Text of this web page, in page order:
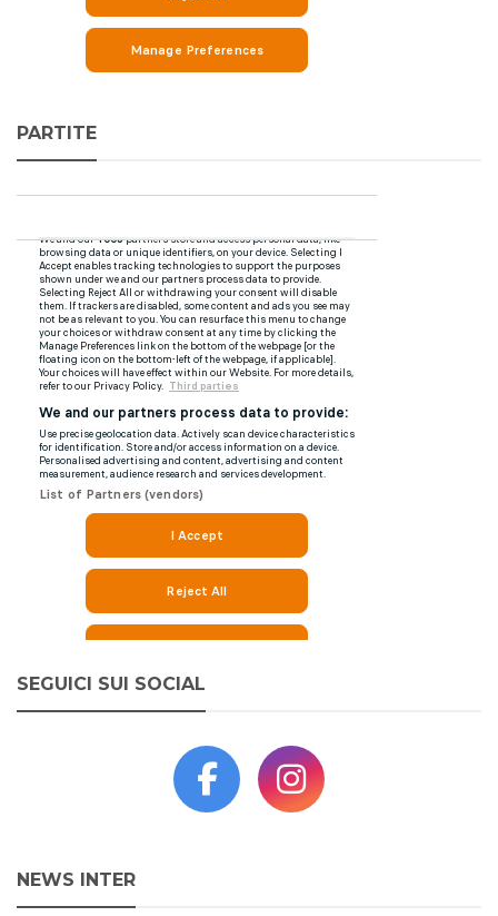
PARTITE
SEGUICI SUI SOCIAL
NEWS INTER